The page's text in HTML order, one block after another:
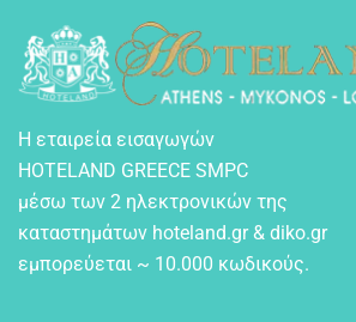
Η εταιρεία εισαγωγών
HOTELAND GREECE SMPC
μέσω των 2 ηλεκτρονικών της
καταστημάτων hoteland.gr & diko.gr
εμπορεύεται ~ 10.000 κωδικούς.